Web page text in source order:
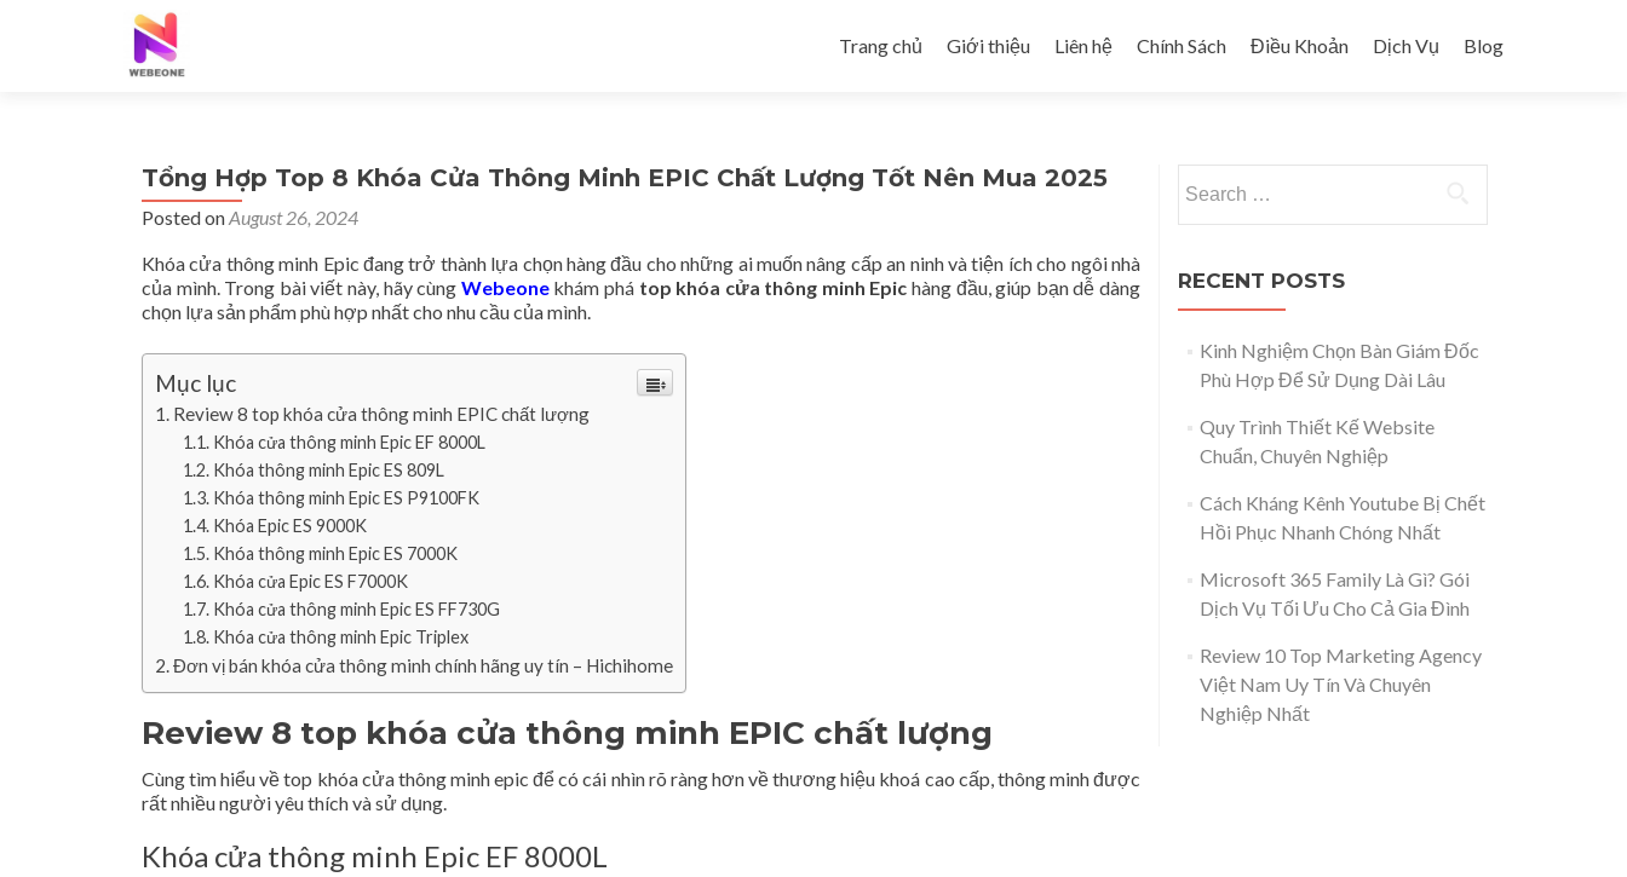
Trang chủ
Giới thiệu Liên hệ Chính Sách Điều Khoản Dịch Vụ Blog
Tổng Hợp Top 8 Khóa Cửa Thông Minh EPIC Chất Lượng Tốt Nên Mua 2025
Posted onAugust 26, 2024
Khóa cửa thông minh Epic đang trở thành lựa chọn hàng đầu cho những ai muốn nâng cấp an ninh và tiện ích cho ngôi nhà
của mình. Trong bài viết này, hãy cùng Webeonekhám phá top khóa cửa thông minh Epic hàng đầu, giúp bạn dễ dàng
chọn lựa sản phẩm phù hợp nhất cho nhu cầu của mình.
Mục lục
Review 8 top khóa cửa thông minh EPIC chất lượng
Khóa cửa thông minh Epic EF 8000L
Khóa thông minh Epic ES 809L
Khóa thông minh Epic ES P9100FK
Khóa Epic ES 9000K
Khóa thông minh Epic ES 7000K
Khóa cửa Epic ES F7000K
Khóa cửa thông minh Epic ES FF730G
Khóa cửa thông minh Epic Triplex
Đơn vị bán khóa cửa thông minh chính hãng uy tín – Hichihome
Review 8 top khóa cửa thông minh EPIC chất lượng
Cùng tìm hiểu về top khóa cửa thông minh epic để có cái nhìn rõ ràng hơn về thương hiệu khoá cao cấp, thông minh được
rất nhiều người yêu thích và sử dụng.
Khóa cửa thông minh Epic EF 8000L
RECENT POSTS
Kinh Nghiệm Chọn Bàn Giám Đốc
Phù Hợp Để Sử Dụng Dài Lâu
Quy Trình Thiết Kế Website
Chuẩn, Chuyên Nghiệp
Cách Kháng Kênh Youtube Bị Chết
Hồi Phục Nhanh Chóng Nhất
Microsoft 365 Family Là Gì? Gói
Dịch Vụ Tối Ưu Cho Cả Gia Đình
Review 10 Top Marketing Agency
Việt Nam Uy Tín Và Chuyên
Nghiệp Nhất